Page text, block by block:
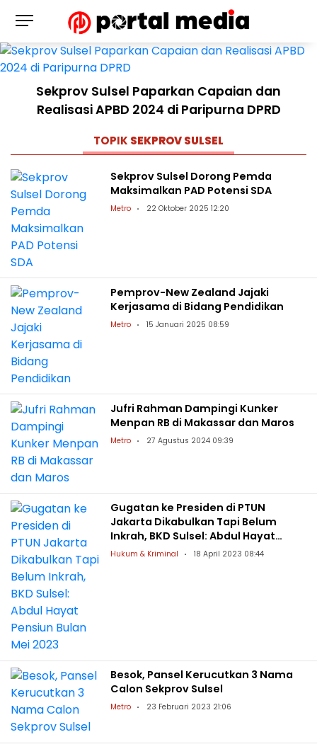
Sekprov Sulsel Paparkan Capaian dan
Realisasi APBD 2024 di Paripurna DPRD
TOPIK SEKPROV SULSEL
Sekprov Sulsel Dorong Pemda
Maksimalkan PAD Potensi SDA
Metro 22 Oktober 2025 12:20
Pemprov-New Zealand Jajaki
Kerjasama di Bidang Pendidikan
Metro 15 Januari 2025 08:59
Jufri Rahman Dampingi Kunker
Menpan RB di Makassar dan Maros
Metro 27 Agustus 2024 09:39
Gugatan ke Presiden di PTUN
Jakarta Dikabulkan Tapi Belum
Inkrah, BKD Sulsel: Abdul Hayat
Pensiun Bulan Mei 2023
Hukum & Kriminal 18 April 2023 08:44
Besok, Pansel Kerucutkan 3 Nama
Calon Sekprov Sulsel
Metro 23 Februari 2023 21:06